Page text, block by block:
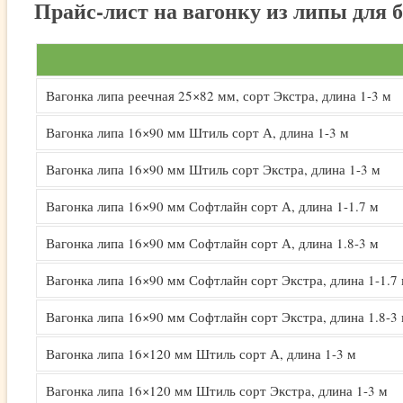
Прайс-лист на вагонку из липы для
Вагонка липа реечная 25×82 мм, сорт Экстра, длина 1-3 м
Вагонка липа 16×90 мм Штиль сорт А, длина 1-3 м
Вагонка липа 16×90 мм Штиль сорт Экстра, длина 1-3 м
Вагонка липа 16×90 мм Софтлайн сорт А, длина 1-1.7 м
Вагонка липа 16×90 мм Софтлайн сорт А, длина 1.8-3 м
Вагонка липа 16×90 мм Софтлайн сорт Экстра, длина 1-1.7
Вагонка липа 16×90 мм Софтлайн сорт Экстра, длина 1.8-3
Вагонка липа 16×120 мм Штиль сорт А, длина 1-3 м
Вагонка липа 16×120 мм Штиль сорт Экстра, длина 1-3 м